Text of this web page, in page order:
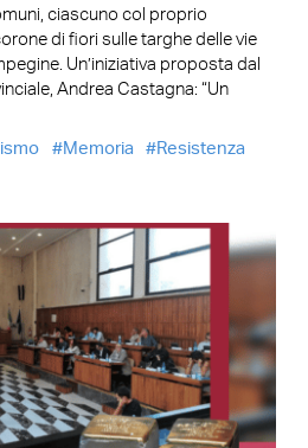
ciascuno col proprio
di fiori sulle targhe delle vie
Un’iniziativa proposta dal
Andrea Castagna: “Un
Memoria Resistenza